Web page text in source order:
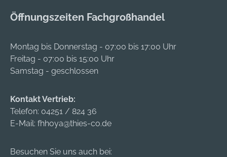
Öffnungszeiten Fachgroßhandel
Montag bis Donnerstag - 07:00 bis 17:00 Uhr
Freitag - 07:00 bis 15:00 Uhr
Samstag - geschlossen
Kontakt Vertrieb:
Telefon: 04251 / 824 36
E-Mail: fhhoya@thies-co.de
Besuchen Sie uns auch bei: